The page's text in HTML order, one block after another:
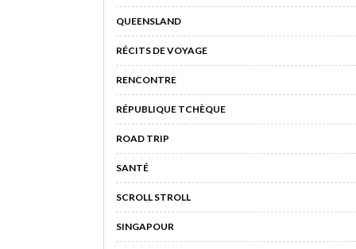
QUEENSLAND
RÉCITS DE VOYAGE
RENCONTRE
RÉPUBLIQUE TCHÈQUE
ROAD TRIP
SANTÉ
SCROLL STROLL
SINGAPOUR